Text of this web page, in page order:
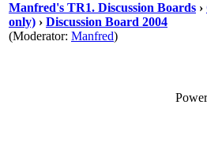
Manfred's TR1. Discussion Boards ›
only) › Discussion Board 2004
(Moderator: Manfred)